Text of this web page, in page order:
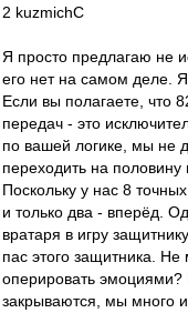
2 kuzmichC
Я просто предлагаю не
его нет на самом деле.
Если вы полагаете, что
передач - это
по вашей логике, мы не
переходить на половину
Поскольку у нас 8
и только два - вперёд.
вратаря в игру
пас этого защитника.
оперировать эмоциями?
закрываются, мы много